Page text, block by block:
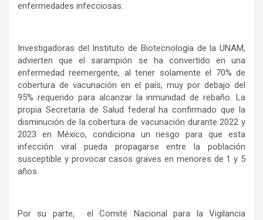
enfermedades infecciosas.
Investigadoras del Instituto de Biotecnología de la UNAM,
advierten que el sarampión se ha convertido en una
enfermedad reemergente, al tener solamente el 70% de
cobertura de vacunación en el país, muy por debajo del
95% requerido para alcanzar la inmunidad de rebaño. La
propia Secretaría de Salud federal ha confirmado que la
disminución de la cobertura de vacunación durante 2022 y
2023 en México, condiciona un riesgo para que esta
infección viral pueda propagarse entre la población
susceptible y provocar casos graves en menores de 1 y 5
años.
Por su parte, el Comité Nacional para la Vigilancia